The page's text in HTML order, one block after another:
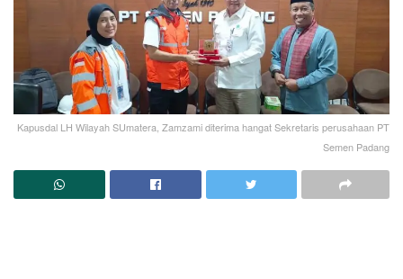
Kapusdal LH Wilayah SUmatera, Zamzami diterima hangat Sekretaris perusahaan PT
Semen Padang